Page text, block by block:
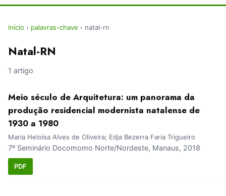
início › palavras-chave › natal-rn
Natal-RN
1 artigo
Meio século de Arquitetura: um panorama da
produção residencial modernista natalense de
1930 a 1980
Maria Heloísa Alves de Oliveira; Edja Bezerra Faria Trigueiro
7º Seminário Docomomo Norte/Nordeste, Manaus, 2018
PDF